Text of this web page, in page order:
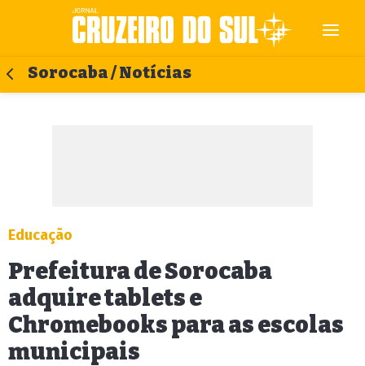
Sorocaba / Notícias
Educação
Prefeitura de Sorocaba
adquire tablets e
Chromebooks para as escolas
municipais